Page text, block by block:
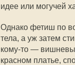
идее или могучей
Однако фетиш по
тела, а уж затем
кому-то —
красном платье,